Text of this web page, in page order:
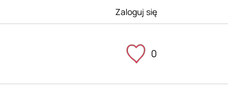
Zaloguj się
0